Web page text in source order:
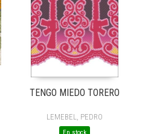
TENGO MIEDO TORERO
LEMEBEL, PEDRO
En stock